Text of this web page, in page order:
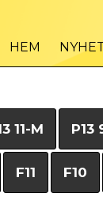
HEM
11-M P13
F11 F10